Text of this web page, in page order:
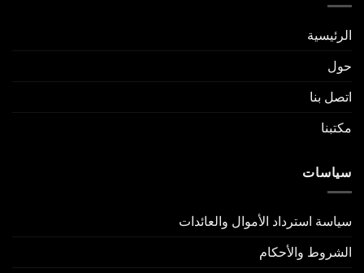
الرئيسية
حول
اتصل بنا
مكتبنا
سياسات
سياسة استرداد الأموال والعائدات
الشروط والأحكام